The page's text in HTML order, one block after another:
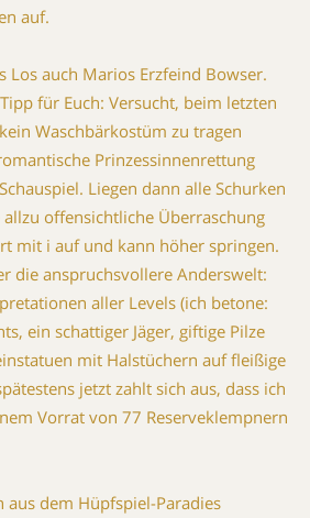
auf.
Los auch Marios Erzfeind Bowser.
für Euch: Versucht, beim letzten
Waschbärkostüm zu tragen 
Prinzessinnenrettung
Liegen dann alle Schurken
offensichtliche Überraschung 
mit i auf und kann höher springen.
die anspruchsvollere Anderswelt:
aller Levels (ich betone:
ein schattiger Jäger, giftige Pilze
mit Halstüchern auf fleißige
jetzt zahlt sich aus, dass ich
Vorrat von 77 Reserveklempnern
aus dem Hüpfspiel-Paradies